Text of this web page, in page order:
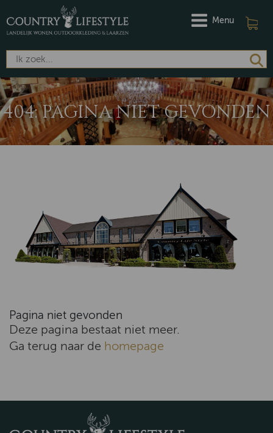
Menu
404: PAGINA NIET GEVONDEN
Pagina niet gevonden
Deze pagina bestaat niet meer.
Ga terug naar de homepage